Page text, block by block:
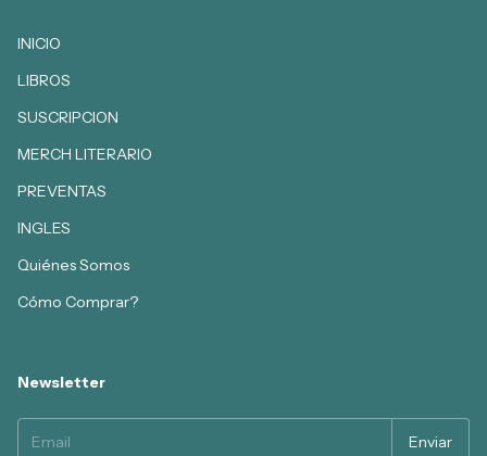
INICIO
LIBROS
SUSCRIPCION
MERCH LITERARIO
PREVENTAS
INGLES
Quiénes Somos
Cómo Comprar?
Newsletter